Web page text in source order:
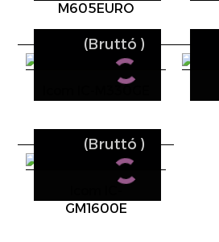
M605EURO
(Bruttó )
GM1600E
(Bruttó )